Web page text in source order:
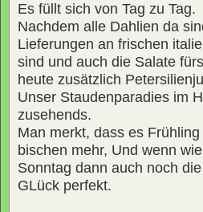
Es füllt sich von Tag zu Tag.
Nachdem alle Dahlien da
Lieferungen an frischen
sind und auch die Salate
heute zusätzlich
Unser Staudenparadies im
zusehends.
Man merkt, dass es
bischen mehr, Und wenn
Sonntag dann auch noch
GLück perfekt.